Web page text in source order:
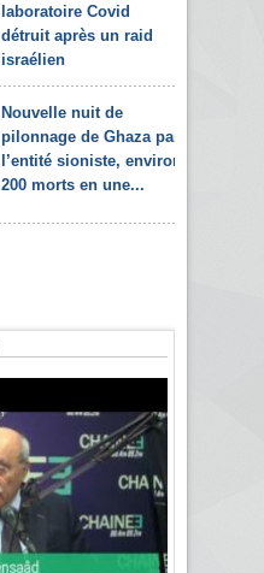
laboratoire Covid
détruit après un raid
israélien
Nouvelle nuit de
pilonnage de Ghaza par
l’entité sioniste, environ
200 morts en une...